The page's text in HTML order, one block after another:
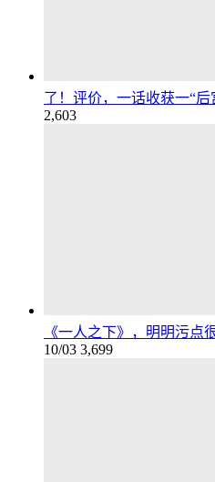
了！评价，一话收获一“
2,603
《一人之下》，明明污点
10/03 3,699